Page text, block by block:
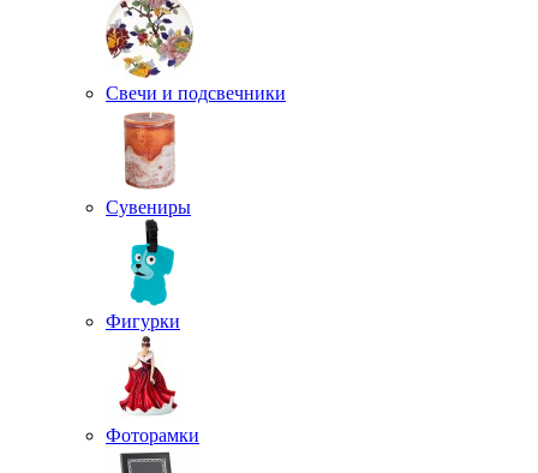
Свечи и подсвечники
Сувениры
Фигурки
Фоторамки